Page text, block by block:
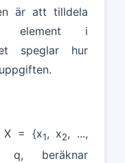
är att tilldela
i
speglar hur
X = {x1, x2, ...,
q, beräknar